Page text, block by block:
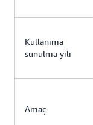
Kullanıma
sunulma yılı
Amaç